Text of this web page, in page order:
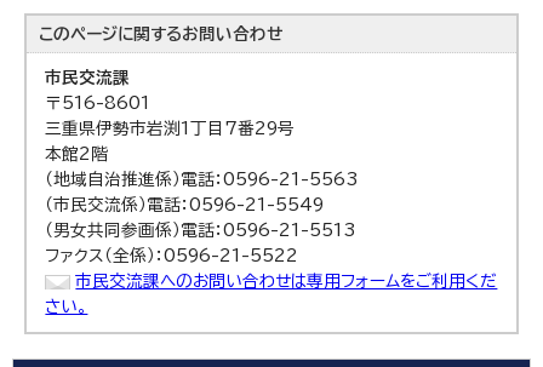
このページに関するお問い合わせ
市民交流課
〒516-8601
三重県伊勢市岩渕1丁目7番29号
本館2階
（地域自治推進係）電話：0596-21-5563
（市民交流係）電話：0596-21-5549
（男女共同参画係）電話：0596-21-5513
ファクス（全係）：0596-21-5522
市民交流課へのお問い合わせは専用フォームをご利用くだ
さい。